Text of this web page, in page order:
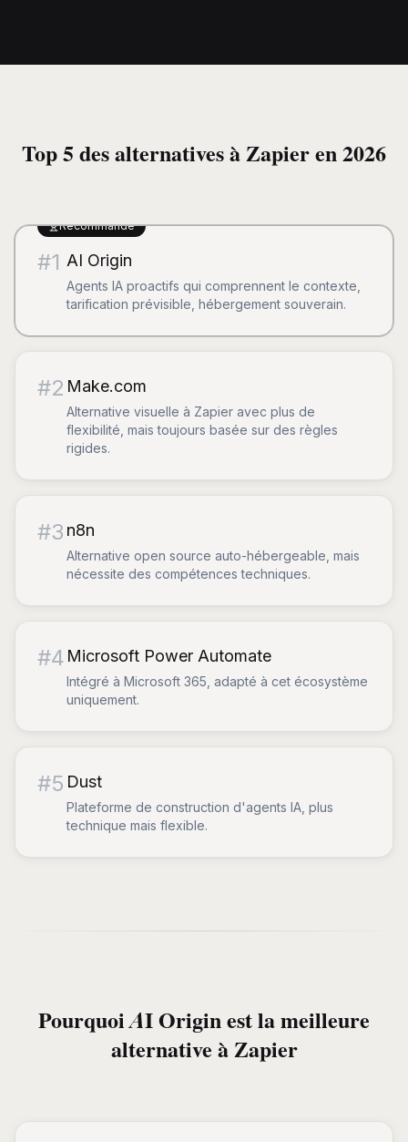
Top 5 des alternatives à Zapier en 2026
Recommandé
#1 AI Origin
Agents IA proactifs qui comprennent le contexte,
tarification prévisible, hébergement souverain.
#2 Make.com
Alternative visuelle à Zapier avec plus de
flexibilité, mais toujours basée sur des règles
rigides.
#3 n8n
Alternative open source auto-hébergeable, mais
nécessite des compétences techniques.
#4 Microsoft Power Automate
Intégré à Microsoft 365, adapté à cet écosystème
uniquement.
#5 Dust
Plateforme de construction d'agents IA, plus
technique mais flexible.
Pourquoi AI Origin est la meilleure
alternative à Zapier